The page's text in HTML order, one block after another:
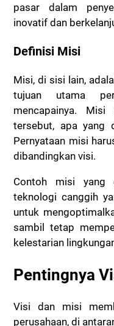
pasar dalam
inovatif dan
Definisi Misi
Misi, di sisi lain,
tujuan utama
mencapainya. Misi
tersebut, apa yang
Pernyataan misi
dibandingkan visi.
Contoh misi yang
teknologi canggih
untuk
sambil tetap
kelestarian
Pentingnya
Visi dan misi
perusahaan, di